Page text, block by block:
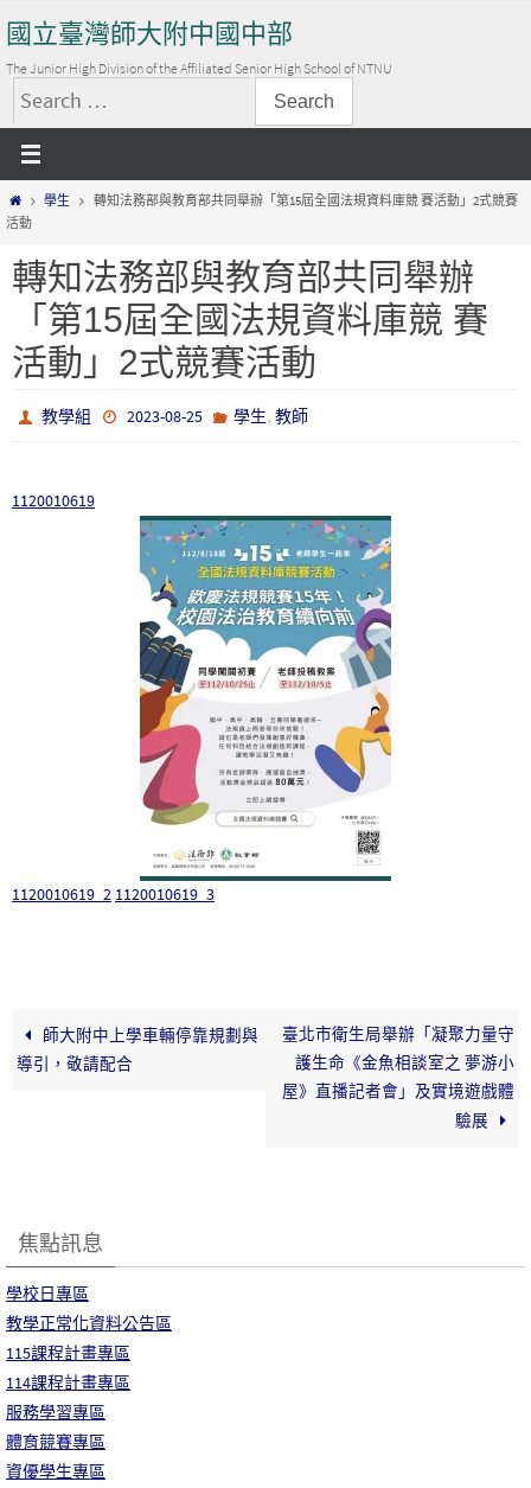
to
content
國立臺灣師大附中國中部
The Junior High Division of the Affiliated Senior High School of NTNU
搜
尋
關
鍵Home學生
轉知法務部與教育部共同舉辦「第15屆全國法規資料庫競 賽活動」2式競賽
活動
轉知法務部與教育部共同舉辦
「第15屆全國法規資料庫競 賽
活動」2式競賽活動
教學組 2023-08-25 學生, 教師
1120010619
1120010619_2 1120010619_3
師大附中上學車輛停靠規劃與
導引，敬請配合
臺北市衛生局舉辦「凝聚力量守
護生命《金魚相談室之 夢游小
屋》直播記者會」及實境遊戲體
驗展
焦點訊息
學校日專區
教學正常化資料公告區
115課程計畫專區
114課程計畫專區
服務學習專區
體育競賽專區
資優學生專區